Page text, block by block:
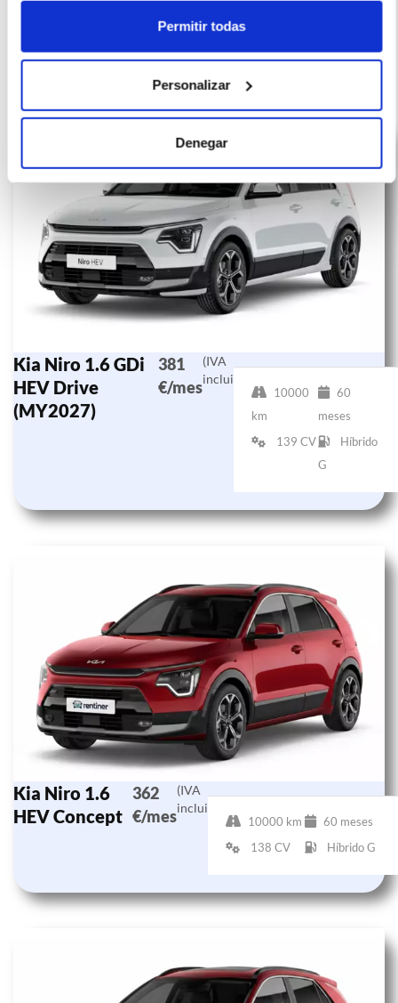
Permitir todas
Personalizar
Denegar
Otras ofertas de Kia Niro
Kia Niro 1.6 GDi
HEV Drive
(MY2027)
381
€/mes
(IVA
incluido)
10000
km
60
meses
139 CV
Híbrido
G
Kia Niro 1.6
HEV Concept
362
€/mes
(IVA
incluido)
10000 km
60 meses
138 CV
Híbrido G